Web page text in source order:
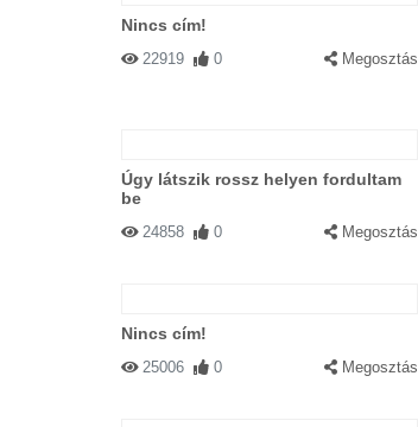
Nincs cím!
22919 0 Megosztás
Úgy látszik rossz helyen fordultam
be
24858 0 Megosztás
Nincs cím!
25006 0 Megosztás